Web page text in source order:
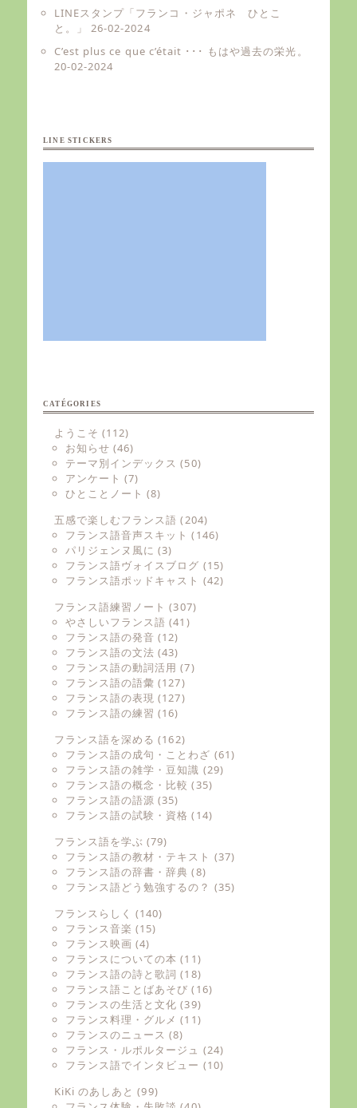
LINEスタンプ「フランコ・ジャポネ ひとこ
と。」
26-02-2024
C’est plus ce que c’était ･･･ もはや過去の栄光。
20-02-2024
LINE STICKERS
CATÉGORIES
ようこそ (112)
お知らせ (46)
テーマ別インデックス (50)
アンケート (7)
ひとことノート (8)
五感で楽しむフランス語 (204)
フランス語音声スキット (146)
パリジェンヌ風に (3)
フランス語ヴォイスブログ (15)
フランス語ポッドキャスト (42)
フランス語練習ノート (307)
やさしいフランス語 (41)
フランス語の発音 (12)
フランス語の文法 (43)
フランス語の動詞活用 (7)
フランス語の語彙 (127)
フランス語の表現 (127)
フランス語の練習 (16)
フランス語を深める (162)
フランス語の成句・ことわざ (61)
フランス語の雑学・豆知識 (29)
フランス語の概念・比較 (35)
フランス語の語源 (35)
フランス語の試験・資格 (14)
フランス語を学ぶ (79)
フランス語の教材・テキスト (37)
フランス語の辞書・辞典 (8)
フランス語どう勉強するの？ (35)
フランスらしく (140)
フランス音楽 (15)
フランス映画 (4)
フランスについての本 (11)
フランス語の詩と歌詞 (18)
フランス語ことばあそび (16)
フランスの生活と文化 (39)
フランス料理・グルメ (11)
フランスのニュース (8)
フランス・ルポルタージュ (24)
フランス語でインタビュー (10)
KiKi のあしあと (99)